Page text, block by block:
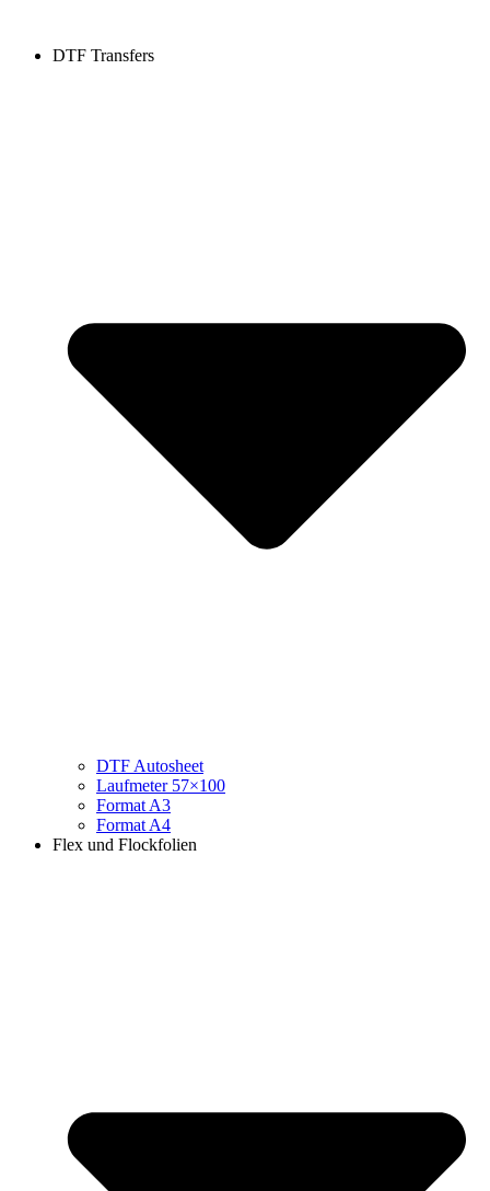
DTF Transfers
DTF Autosheet
Laufmeter 57×100
Format A3
Format A4
Flex und Flockfolien